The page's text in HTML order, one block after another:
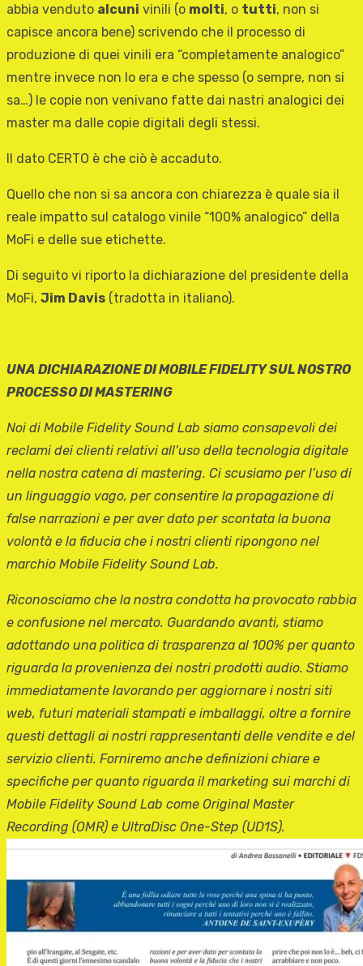
abbia venduto alcuni vinili (o molti, o tutti, non si
capisce ancora bene) scrivendo che il processo di
produzione di quei vinili era “completamente analogico”
mentre invece non lo era e che spesso (o sempre, non si
sa…) le copie non venivano fatte dai nastri analogici dei
master ma dalle copie digitali degli stessi.
Il dato CERTO è che ciò è accaduto.
Quello che non si sa ancora con chiarezza è quale sia il
reale impatto sul catalogo vinile “100% analogico” della
MoFi e delle sue etichette.
Di seguito vi riporto la dichiarazione del presidente della
MoFi, Jim Davis (tradotta in italiano).
UNA DICHIARAZIONE DI MOBILE FIDELITY SUL NOSTRO
PROCESSO DI MASTERING
Noi di Mobile Fidelity Sound Lab siamo consapevoli dei
reclami dei clienti relativi all’uso della tecnologia digitale
nella nostra catena di mastering. Ci scusiamo per l’uso di
un linguaggio vago, per consentire la propagazione di
false narrazioni e per aver dato per scontata la buona
volontà e la fiducia che i nostri clienti ripongono nel
marchio Mobile Fidelity Sound Lab.
Riconosciamo che la nostra condotta ha provocato rabbia
e confusione nel mercato. Guardando avanti, stiamo
adottando una politica di trasparenza al 100% per quanto
riguarda la provenienza dei nostri prodotti audio. Stiamo
immediatamente lavorando per aggiornare i nostri siti
web, futuri materiali stampati e imballaggi, oltre a fornire
questi dettagli ai nostri rappresentanti delle vendite e del
servizio clienti. Forniremo anche definizioni chiare e
specifiche per quanto riguarda il marketing sui marchi di
Mobile Fidelity Sound Lab come Original Master
Recording (OMR) e UltraDisc One-Step (UD1S).